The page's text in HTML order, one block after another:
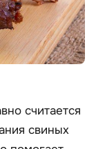
считается
свиных